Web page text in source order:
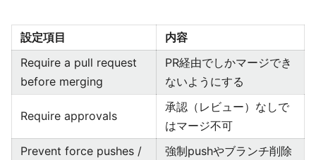
設定項目
内容
Require a pull request
before merging
PR経由でしかマージでき
ないようにする
Require approvals
承認（レビュー）なしで
はマージ不可
Prevent force pushes /
強制pushやブランチ削除